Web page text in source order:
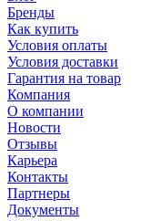
Бренды
Как купить
Условия оплаты
Условия доставки
Гарантия на товар
Компания
О компании
Новости
Отзывы
Карьера
Контакты
Партнеры
Документы